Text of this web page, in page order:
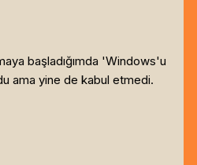
başladığımda 'Windows'u
ama yine de kabul etmedi.